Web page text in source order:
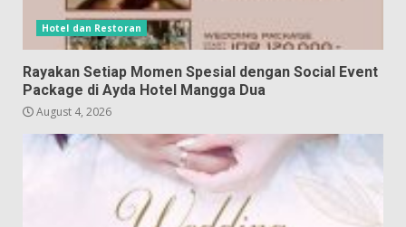
Hotel dan Restoran
Rayakan Setiap Momen Spesial dengan Social Event
Package di Ayda Hotel Mangga Dua
August 4, 2026